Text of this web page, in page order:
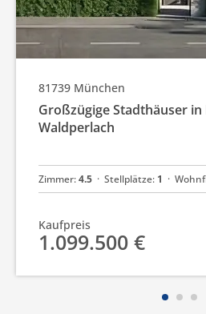
81739 München
Großzügige Stadthäuser
Waldperlach
Zimmer:4.5 · Stellplätze: 1 ·
Kaufpreis
1.099.500 €